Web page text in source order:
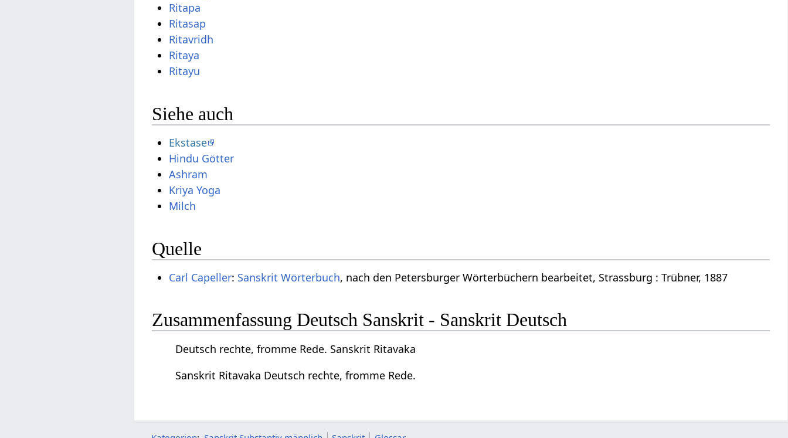
Ritapa
Ritasap
Ritavridh
Ritaya
Ritayu
Siehe auch
Ekstase
Hindu Götter
Ashram
Kriya Yoga
Milch
Quelle
Carl Capeller: Sanskrit Wörterbuch, nach den Petersburger Wörterbüchern bearbeitet, Strassburg : Trübner, 1887
Zusammenfassung Deutsch Sanskrit - Sanskrit Deutsch
Deutsch rechte, fromme Rede. Sanskrit Ritavaka
Sanskrit Ritavaka Deutsch rechte, fromme Rede.